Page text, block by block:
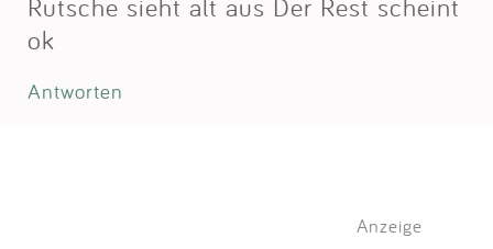
Rutsche sieht alt aus Der Rest scheint
ok
Antworten
Anzeige